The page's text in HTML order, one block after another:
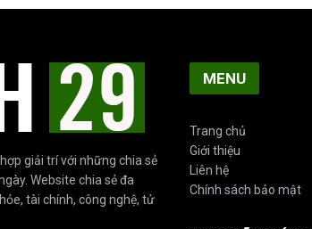
giải trí với những chia sẻ
Website chia sẻ đa
tài chính, công nghệ, tử
MENU
Trang chủ
Giới thiệu
Liên hệ
Chính sách bảo mật